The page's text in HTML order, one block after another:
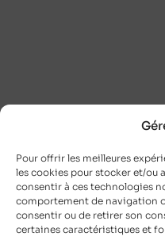
Pour offrir les meilleures
les cookies pour stocker et/ou
consentir à ces technologies
comportement de navigation
consentir ou de retirer son
certaines caractéristiques et